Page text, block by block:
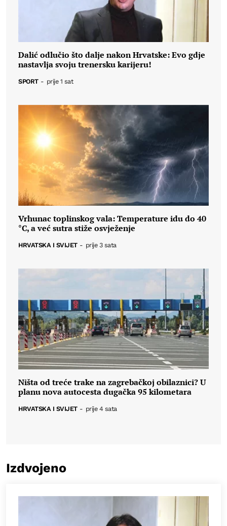
Dalić odlučio što dalje nakon Hrvatske: Evo gdje
nastavlja svoju trenersku karijeru!
SPORT - prije 1 sat
Vrhunac toplinskog vala: Temperature idu do 40
°C, a već sutra stiže osvježenje
HRVATSKA I SVIJET - prije 3 sata
Ništa od treće trake na zagrebačkoj obilaznici? U
planu nova autocesta dugačka 95 kilometara
HRVATSKA I SVIJET - prije 4 sata
Izdvojeno